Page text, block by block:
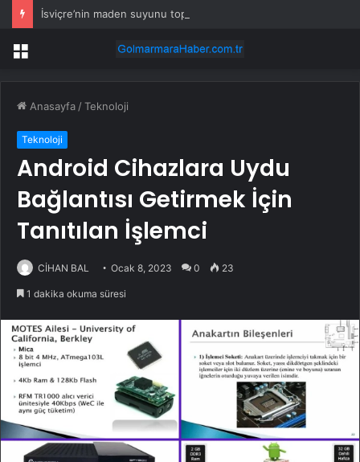
Menü
Anasayfa /Teknoloji
Teknoloji
Android Cihazlara Uydu
Bağlantısı Getirmek İçin
Tanıtılan İşlemci
CİHAN BAL Ocak 8, 2023 0 23
1 dakika okuma süresi